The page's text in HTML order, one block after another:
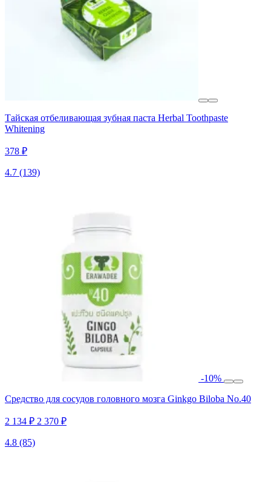
Тайская отбеливающая зубная паста Herbal Toothpaste
Whitening
378 ₽
4.7 (139)
-10%
Средство для сосудов головного мозга Ginkgo Biloba No.40
2 134 ₽ 2 370 ₽
4.8 (85)